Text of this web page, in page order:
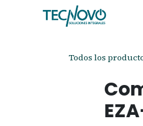
Todos los